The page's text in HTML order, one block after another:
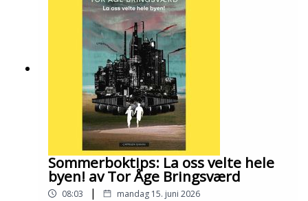
bibliotek i april 2026.Medvirkende: Tomas
Gustafsson og Ingris Bie
HelgesenProduksjon: Åsmund Ådnøy.Alt om
Sølvberget: https://www.sølvberget.no
Sommerboktips: La oss velte hele
byen! av Tor Åge Bringsværd
08:03 | mandag 15. juni 2026